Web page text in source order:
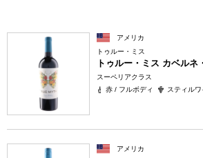
アメリカ
トゥルー・ミス
トゥルー・ミス カベルネ
スーペリアクラス
赤 / フルボディ
スティルワ
アメリカ